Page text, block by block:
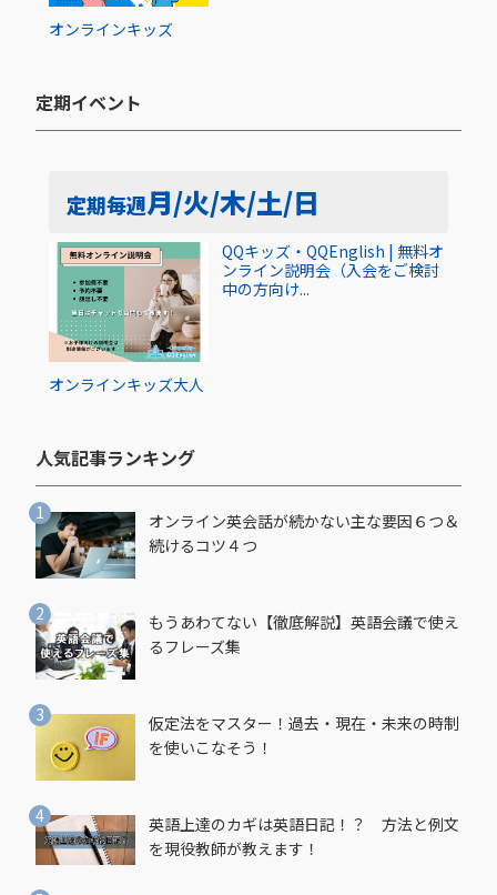
オンラインキッズ
定期イベント​
定期毎週月/火/木/土/日
オンラインキッズ大人
QQキッズ・QQEnglish | 無料オ
ンライン説明会（入会をご検討
中の方向け...
人気記事ランキング​
オンライン英会話が続かない主な要因６つ＆
続けるコツ４つ
もうあわてない【徹底解説】英語会議で使え
るフレーズ集
仮定法をマスター！過去・現在・未来の時制
を使いこなそう！
英語上達のカギは英語日記！？ 方法と例文
を現役教師が教えます！